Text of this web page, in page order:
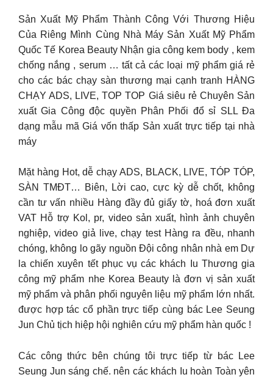
Sản Xuất Mỹ Phẩm Thành Công Với Thương Hiệu
Của Riêng Mình Cùng Nhà Máy Sản Xuất Mỹ Phẩm
Quốc Tế Korea Beauty Nhận gia công kem body , kem
chống nắng , serum … tất cả các loại mỹ phẩm giá rẻ
cho các bác chạy sàn thương mại cạnh tranh HÀNG
CHẠY ADS, LIVE, TOP TOP Giá siêu rẻ Chuyên Sản
xuất Gia Công độc quyền Phân Phối đổ sỉ SLL Đa
dạng mẫu mã Giá vốn thấp Sản xuất trực tiếp tại nhà
máy
Mặt hàng Hot, dễ chạy ADS, BLACK, LIVE, TÓP TÓP,
SÀN TMĐT… Biên, Lời cao, cực kỳ dễ chốt, không
cần tư vấn nhiều Hàng đầy đủ giấy tờ, hoá đơn xuất
VAT Hỗ trợ Kol, pr, video sản xuất, hình ảnh chuyên
nghiệp, video giả live, chạy test Hàng ra đều, nhanh
chóng, không lo gãy nguồn Đội công nhân nhà em Dự
la chiến xuyên tết phục vụ các khách Iu Thương gia
công mỹ phẩm nhe Korea Beauty là đơn vị sản xuất
mỹ phẩm và phân phối nguyên liệu mỹ phẩm lớn nhất.
được hợp tác cổ phần trực tiếp cùng bác Lee Seung
Jun Chủ tịch hiệp hội nghiên cứu mỹ phẩm hàn quốc !
Các công thức bên chúng tôi trực tiếp từ bác Lee
Seung Jun sáng chế. nên các khách Iu hoàn Toàn yên